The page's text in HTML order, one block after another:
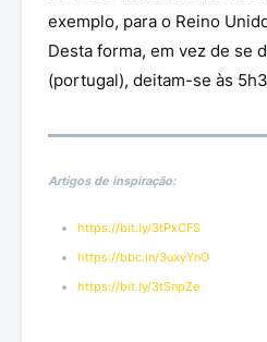
exemplo, para o Reino
Desta forma, em vez de se
(portugal), deitam-se às
Artigos de inspiração:
https://bit.ly/3tPxCFS
https://bbc.in/3uxyYnO
https://bit.ly/3tSnpZe